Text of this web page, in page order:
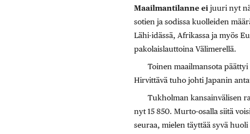
Maailmantilanne eijuuri nyt
sotien ja sodissa kuolleiden
Lähi-idässä, Afrikassa ja myös
pakolaislauttoina Välimerellä.
Toinen maailmansota
Hirvittävä tuho johti Japanin
Tukholman kansainvälisen
nyt 15 850. Murto-osalla siitä
seuraa, mielen täyttää syvä